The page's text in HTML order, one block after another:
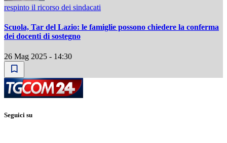
respinto il ricorso dei sindacati
Scuola, Tar del Lazio: le famiglie possono chiedere la conferma
dei docenti di sostegno
26 Mag 2025 - 14:30
Seguici su